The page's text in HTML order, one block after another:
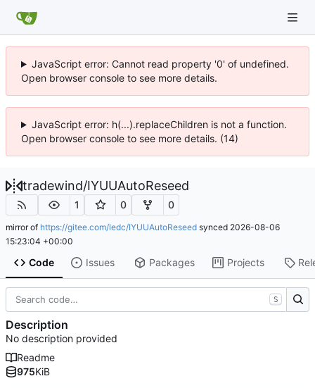
JavaScript error: Cannot read property '0' of undefined.
Open browser console to see more details.
JavaScript error: h(...).replaceChildren is not a function.
Open browser console to see more details. (14)
tradewind/IYUUAutoReseed
1 0 0
mirror of https://gitee.com/ledc/IYUUAutoReseed synced 2026-08-06
15:23:04 +00:00
Code Issues Packages Projects
S
Description
No description provided
Readme
975KiB